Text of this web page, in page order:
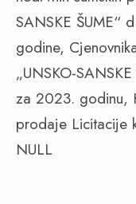
SANSKE ŠUME“
godine,
„UNSKO-
za 2023. godinu,
prodaje Licitacije
NULL